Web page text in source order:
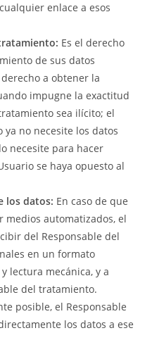
enlace a esos
Es el derecho
de sus datos
a obtener la
impugne la exactitud
sea ilícito; el
no necesite los datos
necesite para hacer
se haya opuesto al
los datos: En caso de que
automatizados, el
del Responsable del
en un formato
lectura mecánica, y a
del tratamiento.
posible, el Responsable
los datos a ese